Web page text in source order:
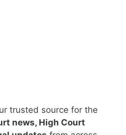
trusted source for the
news, High Court